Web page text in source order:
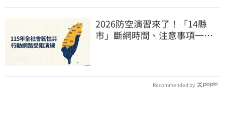
2026防空演習來了！「14縣
市」斷網時間、注意事項一次
Recommended by